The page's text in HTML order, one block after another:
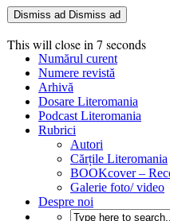
Dismiss ad Dismiss ad
This will close in 6 seconds
Numărul curent
Numere revistă
Arhivă
Dosare Literomania
Podcast Literomania
Rubrici
Autori
Cărțile Literomania
BOOKcover –
Galerie foto/ video
Despre noi